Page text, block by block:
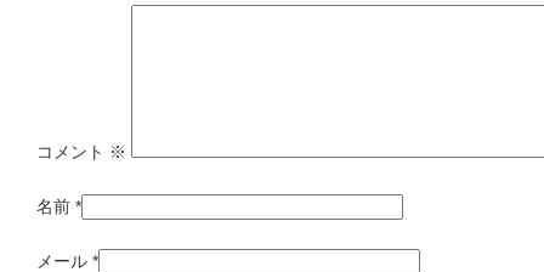
コメント ※
名前 *
メール *